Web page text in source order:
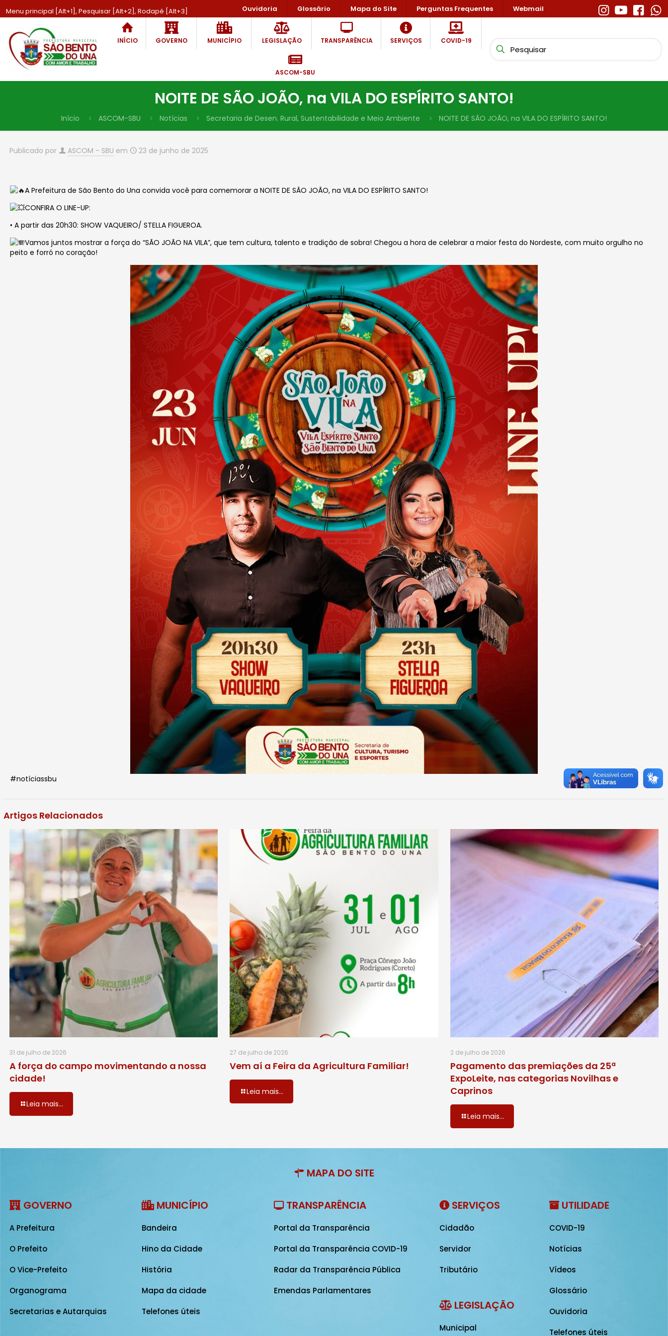
Menu principal [Alt+1], Pesquisar [Alt+2], Rodapé [Alt+3] Ouvidoria Glossário Mapa do Site Perguntas Frequentes Webmail
INÍCIO GOVERNO MUNICÍPIO LEGISLAÇÃO TRANSPARÊNCIA SERVIÇOS COVID-19
ASCOM-SBU
NOITE DE SÃO JOÃO, na VILA DO ESPÍRITO SANTO!
Início ASCOM-SBU Notícias Secretaria de Desen. Rural, Sustentabilidade e Meio Ambiente NOITE DE SÃO JOÃO, na VILA DO ESPÍRITO SANTO!
Publicado por ASCOM - SBU em 23 de junho de 2025
A Prefeitura de São Bento do Una convida você para comemorar a NOITE DE SÃO JOÃO, na VILA DO ESPÍRITO SANTO!
CONFIRA O LINE-UP:
• A partir das 20h30: SHOW VAQUEIRO/ STELLA FIGUEROA.
Vamos juntos mostrar a força do “SÃO JOÃO NA VILA”, que tem cultura, talento e tradição de sobra! Chegou a hora de celebrar a maior festa do Nordeste, com muito orgulho no
peito e forró no coração!
#notíciassbu
Artigos Relacionados
31 de julho de 2026
A força do campo movimentando a nossa
cidade!
Leia mais...
27 de julho de 2026
Vem aí a Feira da Agricultura Familiar!
Leia mais...
2 de julho de 2026
Pagamento das premiações da 25ª
ExpoLeite, nas categorias Novilhas e
Caprinos
Leia mais...
MAPA DO SITE
GOVERNO
A Prefeitura
O Prefeito
O Vice-Prefeito
Organograma
Secretarias e Autarquias
MUNICÍPIO
Bandeira
Hino da Cidade
História
Mapa da cidade
Telefones úteis
TRANSPARÊNCIA
Portal da Transparência
Portal da Transparência COVID-19
Radar da Transparência Pública
Emendas Parlamentares
SERVIÇOS
Cidadão
Servidor
Tributário
LEGISLAÇÃO
Municipal
UTILIDADE
COVID-19
Notícias
Vídeos
Glossário
Ouvidoria
Telefones úteis